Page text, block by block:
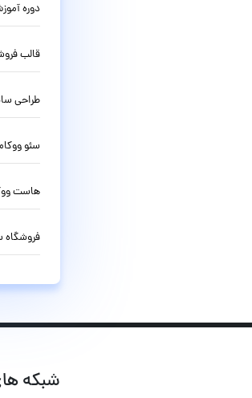
دوره
قالب
طراحی
سئو
هاست
فروشگاه
شبکه